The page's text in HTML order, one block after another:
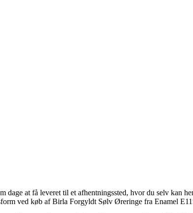
at få leveret til et afhentningssted, hvor du selv kan
ved køb af Birla Forgyldt Sølv Øreringe fra Enamel